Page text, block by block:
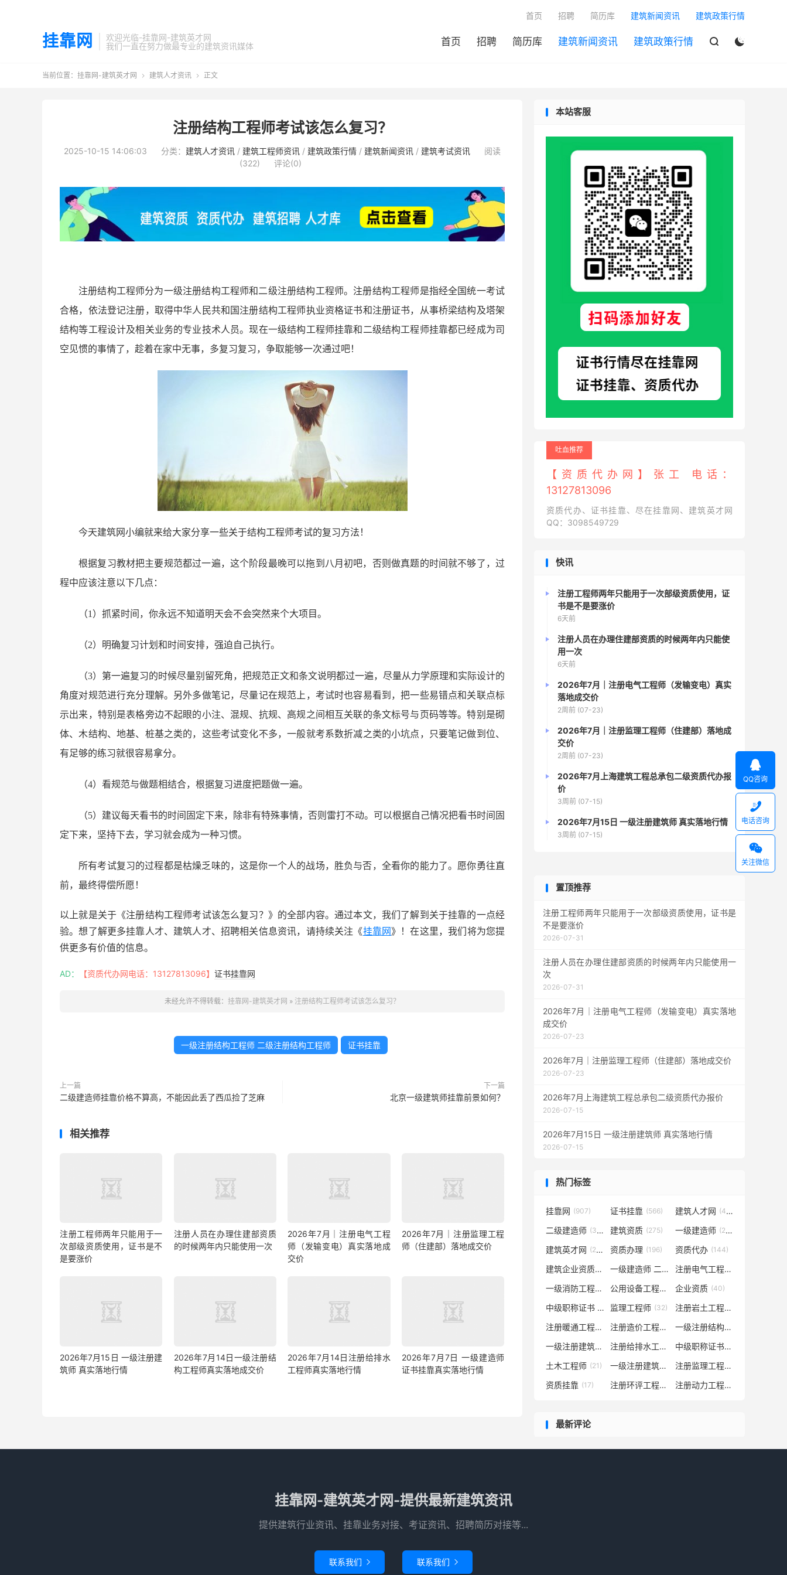
挂靠网
欢迎光临-挂靠网-建筑英才网
我们一直在努力做最专业的建筑资讯媒体
首页 招聘 简历库 建筑新闻资讯 建筑政策行情  
首页 招聘 简历库 建筑新闻资讯 建筑政策行情
当前位置： 挂靠网-建筑英才网  建筑人才资讯  正文
注册结构工程师考试该怎么复习？
2025-10-15 14:06:03 分类： 建筑人才资讯 / 建筑工程师资讯 / 建筑政策行情 / 建筑新闻资讯 / 建筑考试资讯
阅读
(322)
评论(0)
注册结构工程师分为一级注册结构工程师和二级注册结构工程师。注册结构工程师是指经全国统一考试
合格，依法登记注册，取得中华人民共和国注册结构工程师执业资格证书和注册证书，从事桥梁结构及塔架
结构等工程设计及相关业务的专业技术人员。现在一级结构工程师挂靠和二级结构工程师挂靠都已经成为司
空见惯的事情了，趁着在家中无事，多复习复习，争取能够一次通过吧！
今天建筑网小编就来给大家分享一些关于结构工程师考试的复习方法！
根据复习教材把主要规范都过一遍，这个阶段最晚可以拖到八月初吧，否则做真题的时间就不够了，过
程中应该注意以下几点：
（1）抓紧时间，你永远不知道明天会不会突然来个大项目。
（2）明确复习计划和时间安排，强迫自己执行。
（3）第一遍复习的时候尽量别留死角，把规范正文和条文说明都过一遍，尽量从力学原理和实际设计的
角度对规范进行充分理解。另外多做笔记，尽量记在规范上，考试时也容易看到，把一些易错点和关联点标
示出来，特别是表格旁边不起眼的小注、混规、抗规、高规之间相互关联的条文标号与页码等等。特别是砌
体、木结构、地基、桩基之类的，这些考试变化不多，一般就考系数折减之类的小坑点，只要笔记做到位、
有足够的练习就很容易拿分。
（4）看规范与做题相结合，根据复习进度把题做一遍。
（5）建议每天看书的时间固定下来，除非有特殊事情，否则雷打不动。可以根据自己情况把看书时间固
定下来，坚持下去，学习就会成为一种习惯。
所有考试复习的过程都是枯燥乏味的，这是你一个人的战场，胜负与否，全看你的能力了。愿你勇往直
前，最终得偿所愿！
以上就是关于《注册结构工程师考试该怎么复习？》的全部内容。通过本文，我们了解到关于挂靠的一点经
验。想了解更多挂靠人才、建筑人才、招聘相关信息资讯，请持续关注《挂靠网》！在这里，我们将为您提
供更多有价值的信息。
AD： 【资质代办网电话：13127813096】 证书挂靠网
未经允许不得转载： 挂靠网-建筑英才网 » 注册结构工程师考试该怎么复习？
一级注册结构工程师 二级注册结构工程师 证书挂靠
上一篇
二级建造师挂靠价格不算高，不能因此丢了西瓜捡了芝麻
下一篇
北京一级建筑师挂靠前景如何？
相关推荐
注册工程师两年只能用于一
次部级资质使用，证书是不
是要涨价
注册人员在办理住建部资质
的时候两年内只能使用一次
2026年7月｜注册电气工程
师（发输变电）真实落地成
交价
2026年7月｜注册监理工程
师（住建部）落地成交价
2026年7月15日 一级注册建
筑师 真实落地行情
2026年7月14日一级注册结
构工程师真实落地成交价
2026年7月14日注册给排水
工程师真实落地行情
2026年7月7日 一级建造师
证书挂靠真实落地行情
本站客服
吐血推荐
【资质代办网】张工 电话：
13127813096
资质代办、证书挂靠、尽在挂靠网、建筑英才网
QQ：3098549729
快讯
注册工程师两年只能用于一次部级资质使用，证
书是不是要涨价
6天前
注册人员在办理住建部资质的时候两年内只能使
用一次
6天前
2026年7月｜注册电气工程师（发输变电）真实
落地成交价
2周前 (07-23)
2026年7月｜注册监理工程师（住建部）落地成
交价
2周前 (07-23)
2026年7月上海建筑工程总承包二级资质代办报
价
3周前 (07-15)
2026年7月15日 一级注册建筑师 真实落地行情
3周前 (07-15)
置顶推荐
注册工程师两年只能用于一次部级资质使用，证书是
不是要涨价
2026-07-31
注册人员在办理住建部资质的时候两年内只能使用一
次
2026-07-31
2026年7月｜注册电气工程师（发输变电）真实落地
成交价
2026-07-23
2026年7月｜注册监理工程师（住建部）落地成交价
2026-07-23
2026年7月上海建筑工程总承包二级资质代办报价
2026-07-15
2026年7月15日 一级注册建筑师 真实落地行情
2026-07-15
热门标签
挂靠网 (907) 证书挂靠 (566) 建筑人才网 (413)
二级建造师 (381) 建筑资质 (275) 一级建造师 (268)
建筑英才网 (245) 资质办理 (196) 资质代办 (144)
建筑企业资质(101) 一级建造师 二级建造师 (74) 注册电气工程师
一级消防工程师 (43) 公用设备工程师 (43)
企业资质 (40)
中级职称证书 高级职称证书 (32)
监理工程师 (32) 注册岩土工程师
注册暖通工程师 (28) 注册造价工程师 (26) 一级注册结构工程师
一级注册建筑师 (25) 注册给排水工程师 (23) 中级职称证书(22)
土木工程师 (21) 一级注册建筑师 二级注册建筑师 (19)
注册监理工程师
资质挂靠 (17) 注册环评工程师 (16) 注册动力工程师
最新评论
挂靠网-建筑英才网-提供最新建筑资讯
提供建筑行业资讯、挂靠业务对接、考证资讯、招聘简历对接等...
联系我们  联系我们 

QQ咨询

电话咨询

关注微信